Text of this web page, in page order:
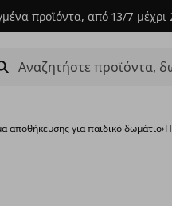
προϊόντα, από 13/7 μέχρι
αποθήκευσης για παιδικό δωμάτιο›